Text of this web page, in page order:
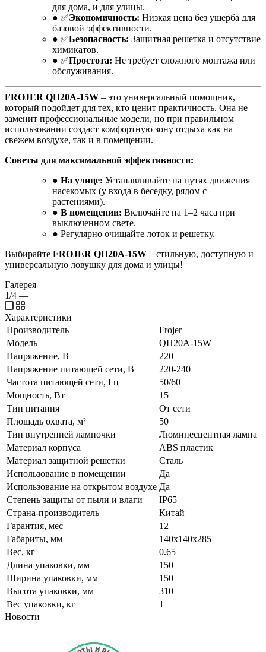
для дома, и для улицы.
● ✅Экономичность: Низкая цена без ущерба для
базовой эффективности.
● ✅Безопасность: Защитная решетка и отсутствие
химикатов.
● ✅Простота: Не требует сложного монтажа или
обслуживания.
FROJER QH20A-15W – это универсальный помощник,
который подойдет для тех, кто ценит практичность. Она не
заменит профессиональные модели, но при правильном
использовании создаст комфортную зону отдыха как на
свежем воздухе, так и в помещении.
Советы для максимальной эффективности:
● На улице: Устанавливайте на путях движения
насекомых (у входа в беседку, рядом с
растениями).
● В помещении: Включайте на 1–2 часа при
выключенном свете.
● Регулярно очищайте лоток и решетку.
Выбирайте FROJER QH20A-15W – стильную, доступную и
универсальную ловушку для дома и улицы!
Галерея
1/4 —
Характеристики
Производитель
Frojer
Модель
QH20A-15W
Напряжение, В
220
Напряжение питающей сети, В
220-240
Частота питающей сети, Гц
50/60
Мощность, Вт
15
Тип питания
От сети
Площадь охвата, м²
50
Тип внутренней лампочки
Люминесцентная лампа
Материал корпуса
ABS пластик
Материал защитной решетки
Сталь
Использование в помещении
Да
Использование на открытом воздухе Да
Степень защиты от пыли и влаги
IP65
Страна-производитель
Китай
Гарантия, мес
12
Габариты, мм
140х140х285
Вес, кг
0.65
Длина упаковки, мм
150
Ширина упаковки, мм
150
Высота упаковки, мм
310
Вес упаковки, кг
1
Новости